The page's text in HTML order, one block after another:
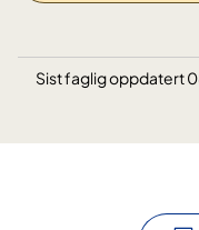
Sist faglig oppdatert